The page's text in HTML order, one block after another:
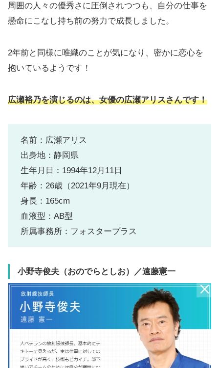
周囲の人々の優秀さに圧倒されつつも、自分の仕事を
懸命にこなし持ち前の努力で成長しました。
2年前と同様に唯織のことが気になり、密かに恋心を
抱いているようです！
広瀬裕乃を演じるのは、女優の広瀬アリスさんです！
名前：広瀬アリス
出身地：静岡県
生年月日：1994年12月11日
年齢：26歳（2021年9月現在）
身長：165cm
血液型：AB型
所属事務所：フォスタープラス
小野寺俊夫（おのでらとしお） ／遠藤憲一